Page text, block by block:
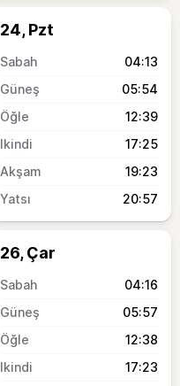
24, Pzt
04:13
05:54
12:39
17:25
19:23
20:57
26, Çar
04:16
05:57
12:38
17:23